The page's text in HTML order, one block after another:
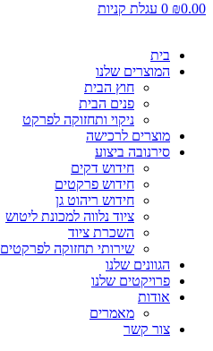
₪0.00
0 עגלת קניות
בית
המוצרים שלנו
חוץ הבית
פנים הבית
ניקוי ותחזוקה לפרקט
מוצרים לרכישה
סירנובה ביצוע
חידוש דקים
חידוש פרקטים
חידוש ריהוט גן
ציוד נלווה למכונת ליטוש
השכרת ציוד
שירותי תחזוקה לפרקטים
הגוונים שלנו
פרויקטים שלנו
אודות
מאמרים
צור קשר